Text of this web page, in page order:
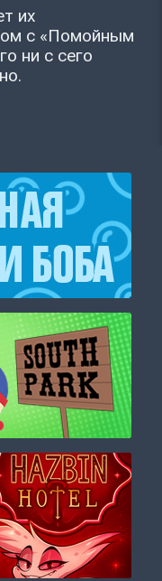
их
с «Помойным
ни с сего